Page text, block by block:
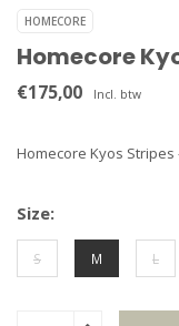
HOMECORE
Homecore
€175,00 Incl. btw
Homecore Kyos Stripes
Size:
S M L